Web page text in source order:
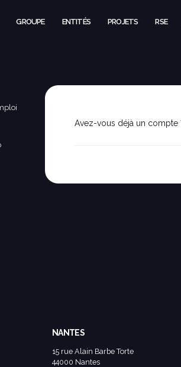
GROUPE ENTITÉS PROJETS RSE
Avez-vous déjà un compte
NANTES
15 rue Alain Barbe Torte
44000 Nantes